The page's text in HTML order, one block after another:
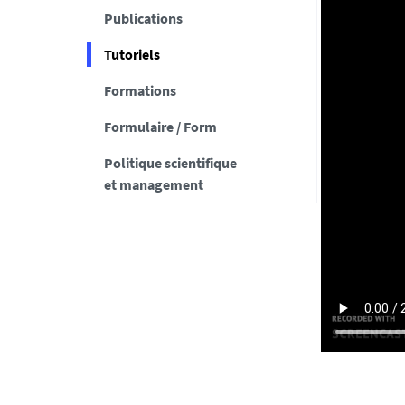
Publications
Tutoriels
Formations
Formulaire / Form
Politique scientifique
et management